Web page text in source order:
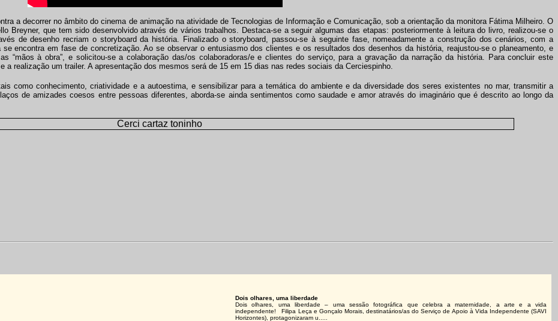
a decorrer no âmbito do cinema de animação na atividade de Tecnologias de Informação e Comunicação, sob a orientação da monitora Fátima Milheiro. O
Breyner, que tem sido desenvolvido através de vários trabalhos. Destaca-se a seguir algumas das etapas: posteriormente à leitura do livro, realizou-se o
de desenho recriam o storyboard da história. Finalizado o storyboard, passou-se à seguinte fase, nomeadamente a construção dos cenários, com a
encontra em fase de concretização. Ao se observar o entusiasmo dos clientes e os resultados dos desenhos da história, reajustou-se o planeamento, e
“mãos à obra”, e solicitou-se a colaboração das/os colaboradoras/e e clientes do serviço, para a gravação da narração da história. Para concluir este
realização um trailer. A apresentação dos mesmos será de 15 em 15 dias nas redes sociais da Cerciespinho.
como conhecimento, criatividade e a autoestima, e sensibilizar para a temática do ambiente e da diversidade dos seres existentes no mar, transmitir a
de amizades coesos entre pessoas diferentes, aborda-se ainda sentimentos como saudade e amor através do imaginário que é descrito ao longo da
Dois olhares, uma liberdade
Dois olhares, uma liberdade – uma sessão fotográfica que celebra a maternidade, a arte e a vida
independente! Filipa Leça e Gonçalo Morais, destinatários/as do Serviço de Apoio à Vida Independente (SAVI
Horizontes), protagonizaram u.....